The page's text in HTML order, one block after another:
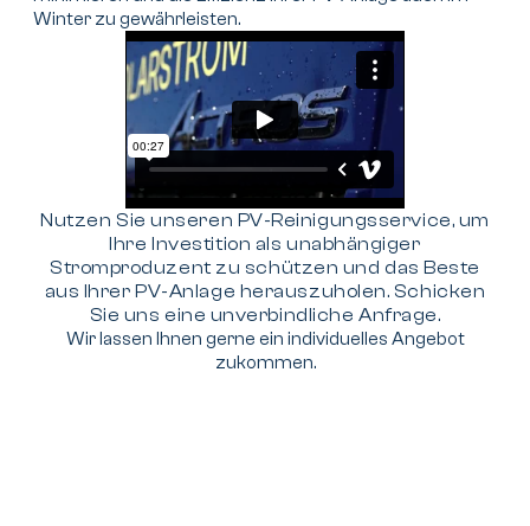
Winter zu gewährleisten.
Nutzen Sie unseren PV-Reinigungsservice, um
Ihre Investition als unabhängiger
Stromproduzent zu schützen und das Beste
aus Ihrer PV-Anlage herauszuholen. Schicken
Sie uns eine unverbindliche Anfrage.
Wir lassen Ihnen gerne ein individuelles Angebot
zukommen.